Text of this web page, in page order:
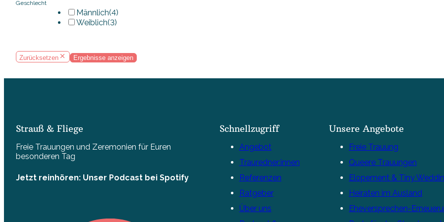
Geschlecht
Männlich(4)
Weiblich(3)
Zurücksetzen Ergebnisse anzeigen
Strauß & Fliege
Freie Trauungen und Zeremonien für Euren
besonderen Tag
Jetzt reinhören: Unser Podcast bei Spotify
Schnellzugriff
Angebot
Trauredner:innen
Referenzen
Ratgeber
Über uns
Unsere Angebote
Freie Trauung
Queere Trauungen
Elopement & Tiny
Heiraten im Ausland
Eheversprechen-